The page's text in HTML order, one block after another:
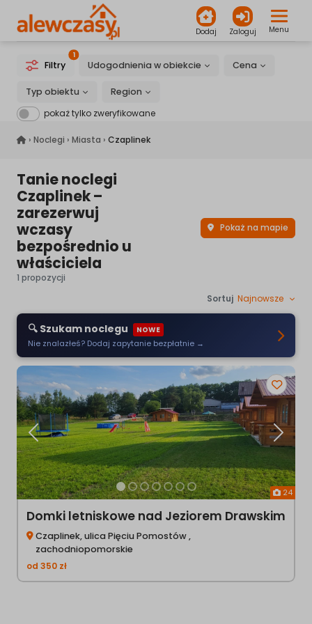
Dodaj Zaloguj Menu
Filtry
1
Udogodnienia w obiekcie Cena
Typ obiektu
Region
pokaż tylko zweryfikowane
alewczasy.pl
› Noclegi › Miasta › Czaplinek
Tanie noclegi
Czaplinek –
zarezerwuj
wczasy
bezpośrednio u
właściciela
1 propozycji
Pokaż na mapie
Sortuj Najnowsze
🔍 Szukam noclegu NOWE
Nie znalazłeś? Dodaj zapytanie bezpłatnie →
24
Poprzednia
Domki letniskowe nad Jeziorem Drawskim
Czaplinek, ulica Pięciu Pomostów ,
zachodniopomorskie
od 350 zł